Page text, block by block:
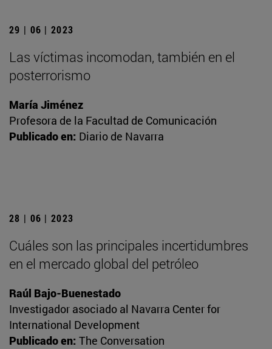
29 | 06 | 2023
Las víctimas incomodan, también en el
posterrorismo
María Jiménez
Profesora de la Facultad de Comunicación
Publicado en: Diario de Navarra
28 | 06 | 2023
Cuáles son las principales incertidumbres
en el mercado global del petróleo
Raúl Bajo-Buenestado
Investigador asociado al Navarra Center for
International Development
Publicado en: The Conversation